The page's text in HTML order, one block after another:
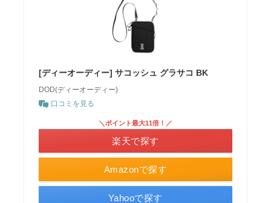
[ディーオーディー] サコッシュ グラサコ BK
DOD(ディーオーディー)
口コミを見る
Amazonで探す
＼ポイント最大11倍！／
楽天で探す
Yahooで探す